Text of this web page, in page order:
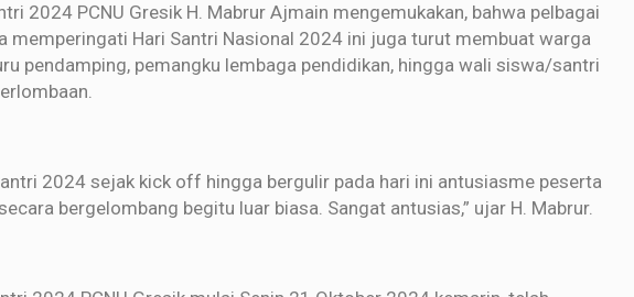
2024 PCNU Gresik H. Mabrur Ajmain mengemukakan, bahwa pelbagai
memperingati Hari Santri Nasional 2024 ini juga turut membuat warga
pendamping, pemangku lembaga pendidikan, hingga wali siswa/santri
2024 sejak kick off hingga bergulir pada hari ini antusiasme peserta
bergelombang begitu luar biasa. Sangat antusias,” ujar H. Mabrur.